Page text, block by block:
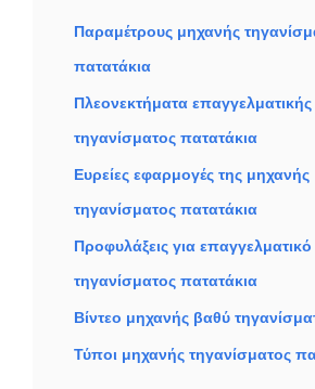
Παραμέτρους μηχανής
πατατάκια
Πλεονεκτήματα
τηγανίσματος πατατάκια
Ευρείες εφαρμογές της μηχανής
τηγανίσματος πατατάκια
Προφυλάξεις για
τηγανίσματος πατατάκια
Βίντεο μηχανής βαθύ
Τύποι μηχανής τηγανίσματος